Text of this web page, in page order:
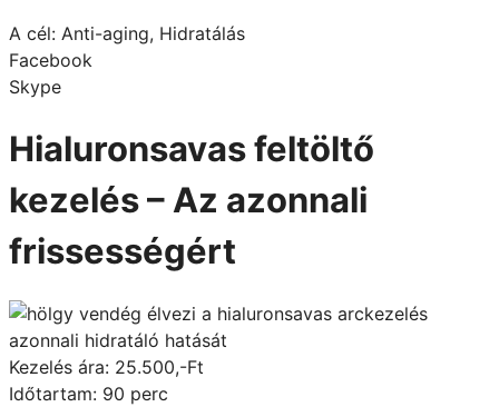
A cél: Anti-aging, Hidratálás
Facebook
Skype
Hialuronsavas feltöltő
kezelés – Az azonnali
frissességért
Kezelés ára: 25.500,-Ft
Időtartam: 90 perc